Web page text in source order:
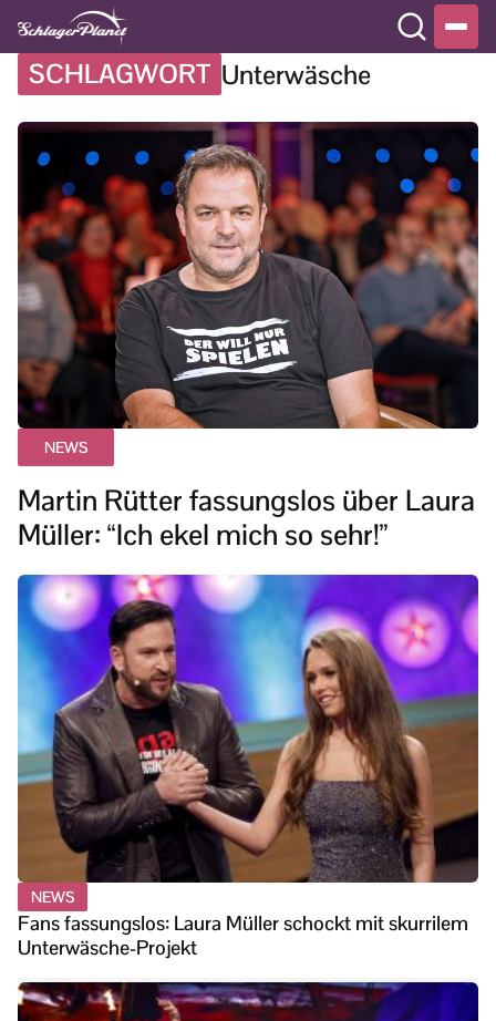
SCHLAGWORT Unterwäsche
NEWS
Martin Rütter fassungslos über Laura
Müller: “Ich ekel mich so sehr!”
NEWS
Fans fassungslos: Laura Müller schockt mit skurrilem
Unterwäsche-Projekt